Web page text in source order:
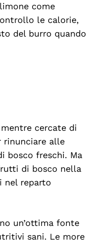
come
le calorie,
del burro quando
cercate di
rinunciare alle
bosco freschi. Ma
di bosco nella
nel reparto
un’ottima fonte
sani. Le more